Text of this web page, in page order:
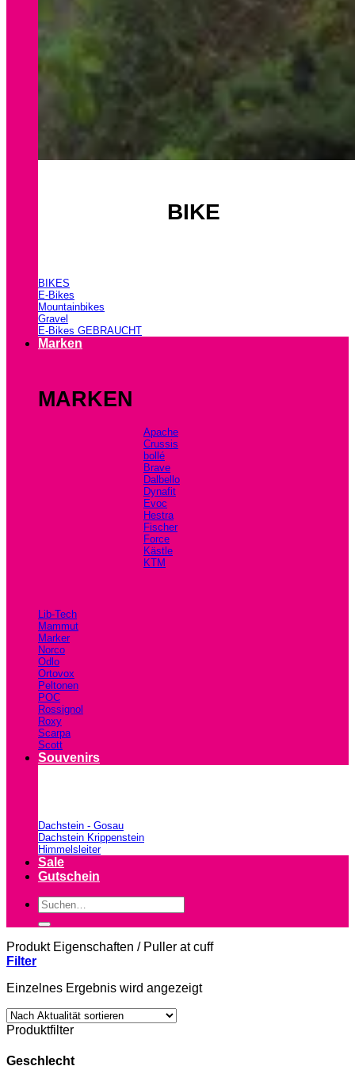
BIKE
BIKES
E-Bikes
Mountainbikes
Gravel
E-Bikes GEBRAUCHT
Marken
MARKEN
Apache
Crussis
bollé
Brave
Dalbello
Dynafit
Evoc
Hestra
Fischer
Force
Kästle
KTM
Lib-Tech
Mammut
Marker
Norco
Odlo
Ortovox
Peltonen
POC
Rossignol
Roxy
Scarpa
Scott
Souvenirs
Dachstein - Gosau
Dachstein Krippenstein
Himmelsleiter
Sale
Gutschein
Suchen
nach:
Produkt Eigenschaften /Puller at cuff
Filter
Einzelnes Ergebnis wird angezeigt
Produktfilter
Geschlecht